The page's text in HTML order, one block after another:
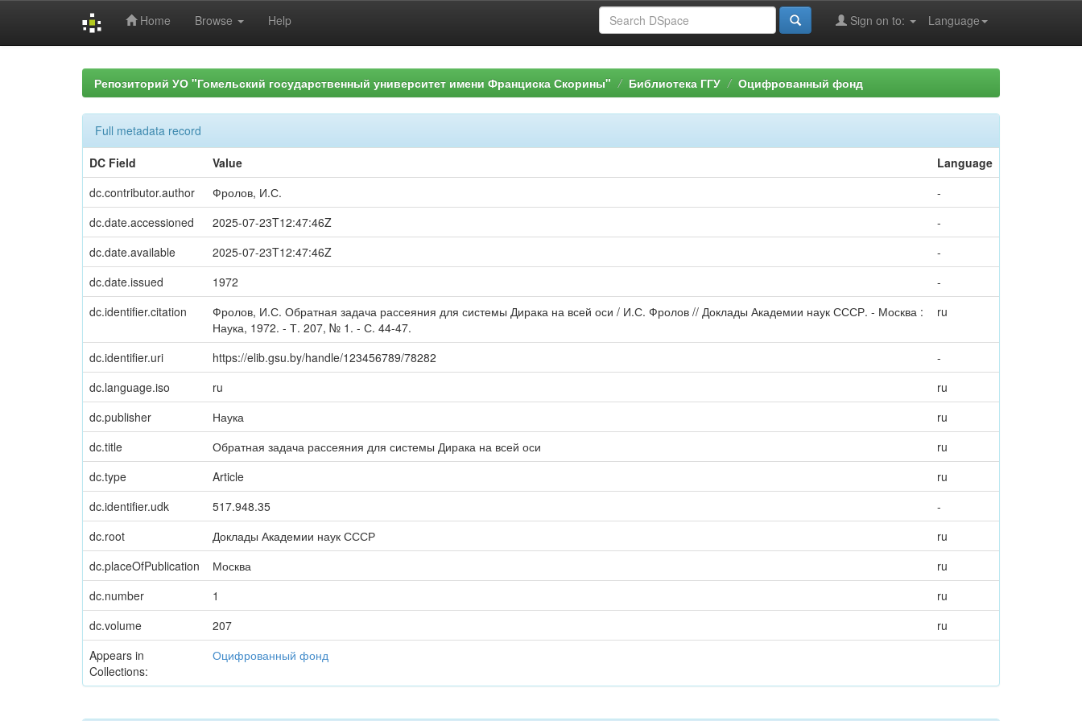
Home Browse Help Language
Sign on to:
Репозиторий УО "Гомельский государственный университет имени Франциска Скорины" Библиотека ГГУ Оцифрованный фонд
Full metadata record
DC Field
Value
Language
dc.contributor.author
Фролов, И.С.
-
dc.date.accessioned
2025-07-23T12:47:46Z
-
dc.date.available
2025-07-23T12:47:46Z
-
dc.date.issued
1972
-
dc.identifier.citation
Фролов, И.С. Обратная задача рассеяния для системы Дирака на всей оси / И.С. Фролов // Доклады Академии наук СССР. - Москва :
Наука, 1972. - Т. 207, № 1. - С. 44-47.
ru
dc.identifier.uri https://elib.gsu.by/handle/123456789/78282
-
dc.language.iso
ru
ru
dc.publisher
Наука
ru
dc.title
Обратная задача рассеяния для системы Дирака на всей оси
ru
dc.type
Article
ru
dc.identifier.udk
517.948.35
-
dc.root
Доклады Академии наук СССР
ru
dc.placeOfPublication
Москва
ru
dc.number
1
ru
dc.volume
207
ru
Appears in
Collections:
Оцифрованный фонд